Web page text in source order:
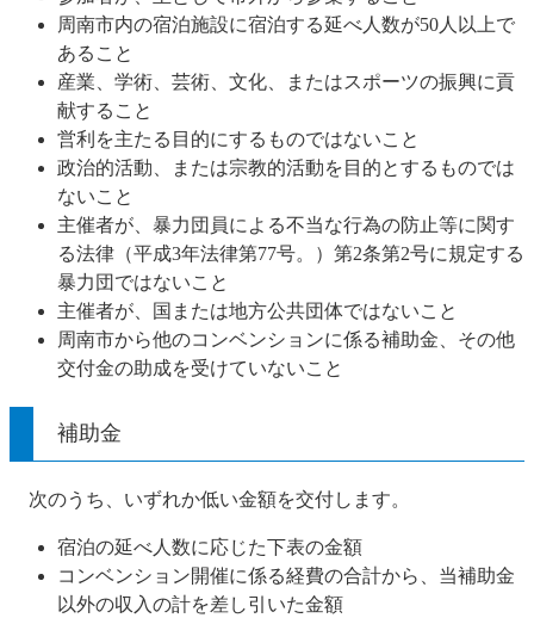
周南市内の宿泊施設に宿泊する延べ人数が50人以上で
あること
産業、学術、芸術、文化、またはスポーツの振興に貢
献すること
営利を主たる目的にするものではないこと
政治的活動、または宗教的活動を目的とするものでは
ないこと
主催者が、暴力団員による不当な行為の防止等に関す
る法律（平成3年法律第77号。）第2条第2号に規定する
暴力団ではないこと
主催者が、国または地方公共団体ではないこと
周南市から他のコンベンションに係る補助金、その他
交付金の助成を受けていないこと
補助金
次のうち、いずれか低い金額を交付します。
宿泊の延べ人数に応じた下表の金額
コンベンション開催に係る経費の合計から、当補助金
以外の収入の計を差し引いた金額